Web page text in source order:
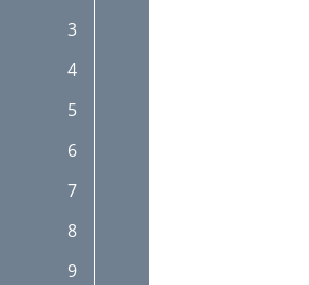
3
4
5
6
7
8
9